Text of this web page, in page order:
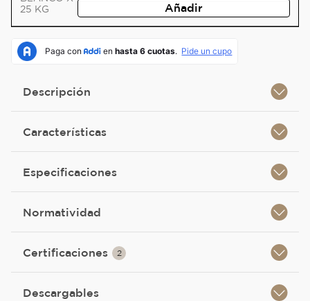
Añadir
Descripción
Características
Especificaciones
Normatividad
Certificaciones 2
Descargables